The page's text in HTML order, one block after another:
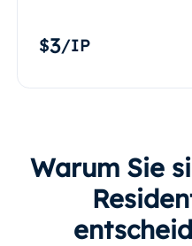
$3/IP
Warum Sie